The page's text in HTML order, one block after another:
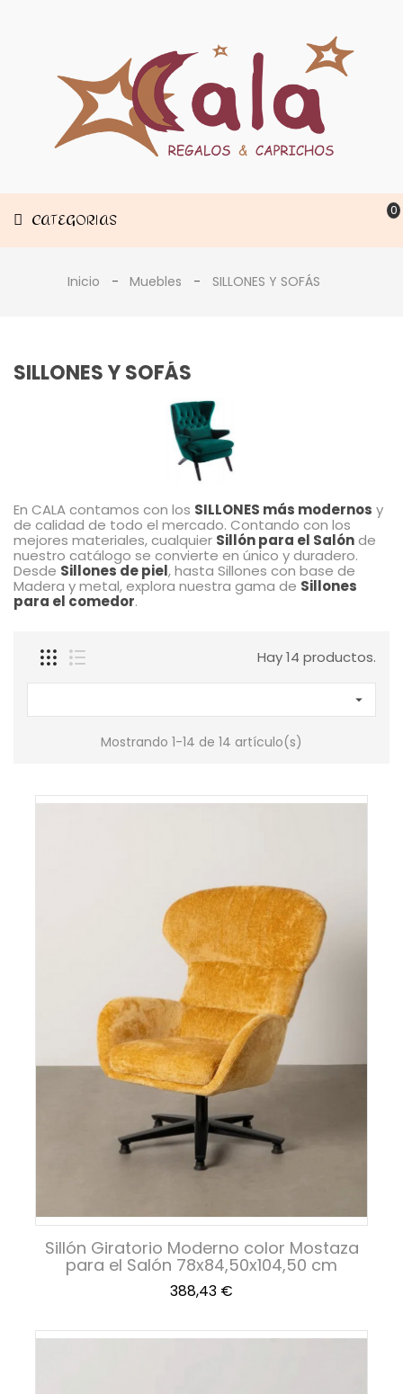
CATEGORIAS 0
Decoración
Estancias
Inicio Muebles SILLONES Y SOFÁS
SILLONES Y SOFÁS
En CALA contamos con los SILLONES más modernos y
de calidad de todo el mercado. Contando con los
mejores materiales, cualquier Sillón para el Salónde
nuestro catálogo se convierte en único y duradero.
Desde Sillones de piel, hasta Sillones con base de
Madera y metal, explora nuestra gama de Sillones
para el comedor.
Hay 14 productos.

Mostrando 1-14 de 14 artículo(s)
Sillón Giratorio Moderno color Mostaza
para el Salón 78x84,50x104,50 cm
Precio
388,43 €